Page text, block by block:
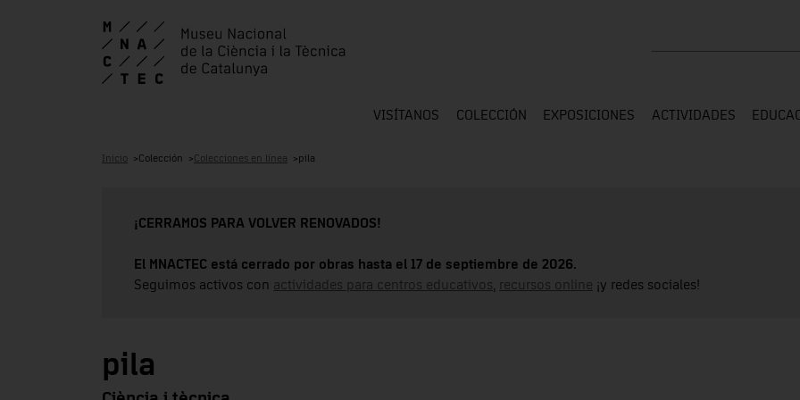
VISÍTANOS COLECCIÓN EXPOSICIONES ACTIVIDADES
Inicio Colección Colecciones en línea pila
¡CERRAMOS PARA VOLVER RENOVADOS!
El MNACTEC está cerrado por obras hasta el 17 de septiembre de 2026.
Seguimos activos con actividades para centros educativos recursos online ¡y redes sociales!
pila